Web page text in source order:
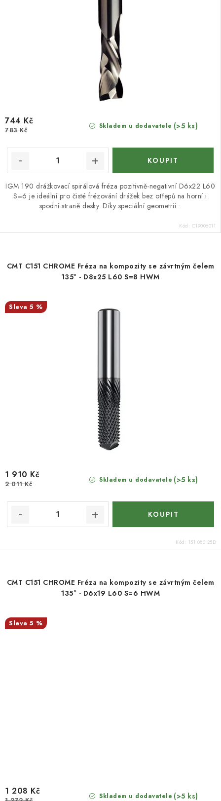
Skladem u dodavatele (>5 ks)
744 Kč
783 Kč
IGM 190 drážkovací spirálová fréza pozitivně-negativní D6x22 L60
S=6 je ideální pro čisté frézování drážek bez otřepů na horní i
spodní straně desky. Díky speciální geometrii...
Kód: C19006011
CMT C151 CHROME Fréza na kompozity se závrtným čelem
135° - D8x25 L60 S=8 HWM
5 %
Skladem u dodavatele (>5 ks)
1 910 Kč
2 011 Kč
Kód: 151.080.25D
CMT C151 CHROME Fréza na kompozity se závrtným čelem
135° - D6x19 L60 S=6 HWM
5 %
Skladem u dodavatele (>5 ks)
1 208 Kč